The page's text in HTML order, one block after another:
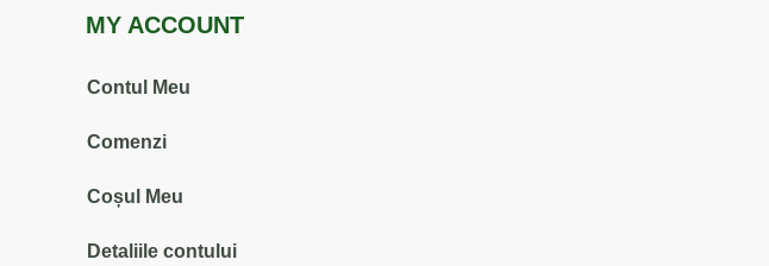
MY ACCOUNT
Contul Meu
Comenzi
Coșul Meu
Detaliile contului